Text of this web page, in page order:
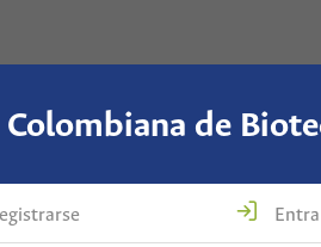
Colombiana de